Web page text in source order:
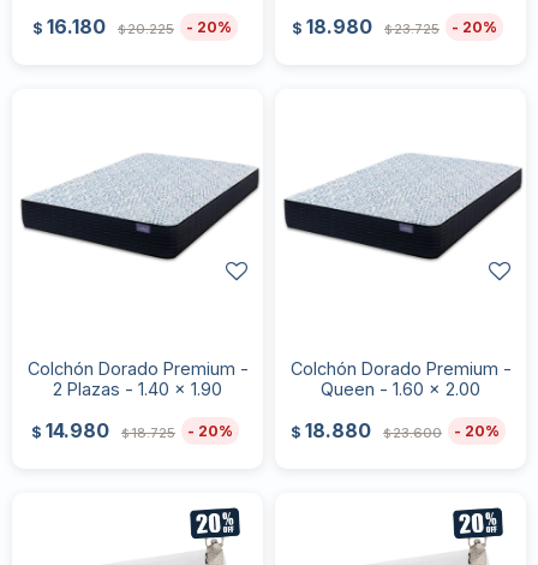
$ 16.180 $20.225 20 $ 18.980 $23.725 20
Colchón Dorado Premium -
2 Plazas - 1.40 x 1.90
$ 14.980 $18.725 20
Colchón Dorado Premium -
Queen - 1.60 x 2.00
$ 18.880 $23.600 20